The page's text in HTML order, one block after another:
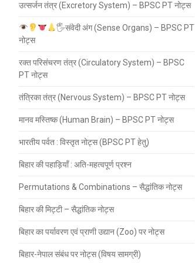
उत्सर्जन तंत्र (Excretory System) – BPSC PT नोट्स
🖐संवेदी अंग (Sense Organs) – BPSC PT
नोट्स
रक्त परिसंचरण तंत्र (Circulatory System) – BPSC
PT नोट्स
तंत्रिका तंत्र (Nervous System) – BPSC PT नोट्स
मानव मस्तिष्क (Human Brain) – BPSC PT नोट्स
भारतीय पर्वत : विस्तृत नोट्स (BPSC PT हेतु)
बिहार की पहाड़ियाँ : अति-महत्वपूर्ण प्रश्न
Permutations & Combinations – सैद्धांतिक नोट्स
बिहार की मिट्टी – सैद्धांतिक नोट्स
बिहार का पर्यावरण एवं प्राणी उद्यान (Zoo) पर नोट्स
बिहार-नेपाल संबंध पर नोट्स (विषय सामग्री)